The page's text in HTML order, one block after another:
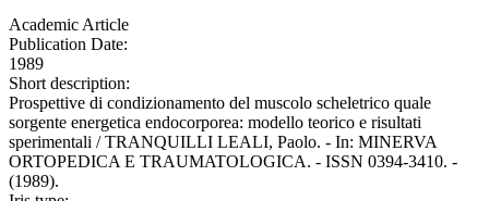
Academic Article
Publication Date:
1989
Short description:
Prospettive di condizionamento del muscolo scheletrico quale
sorgente energetica endocorporea: modello teorico e risultati
sperimentali / TRANQUILLI LEALI, Paolo. - In: MINERVA
ORTOPEDICA E TRAUMATOLOGICA. - ISSN 0394-3410. -
(1989).